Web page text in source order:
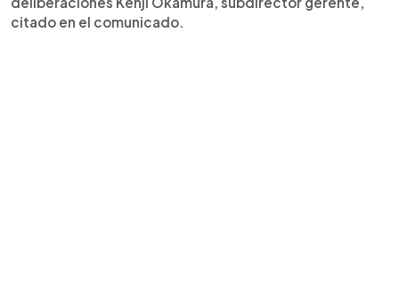
citado en el comunicado.